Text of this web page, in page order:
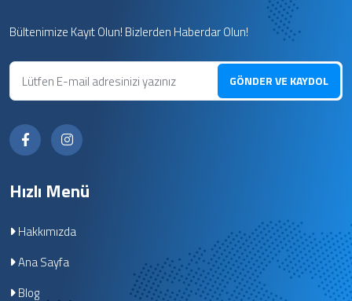
Bültenimize Kayıt Olun! Bizlerden Haberdar Olun!
GÖNDER VE KAYDOL
Hızlı Menü
Hakkımızda
Ana Sayfa
Blog